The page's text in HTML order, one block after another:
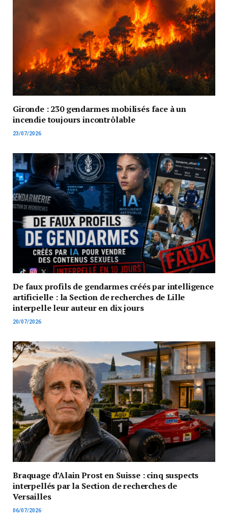
Gironde : 230 gendarmes mobilisés face à un
incendie toujours incontrôlable
23/07/2026
De faux profils de gendarmes créés par intelligence
artificielle : la Section de recherches de Lille
interpelle leur auteur en dix jours
20/07/2026
Braquage d’Alain Prost en Suisse : cinq suspects
interpellés par la Section de recherches de
Versailles
06/07/2026